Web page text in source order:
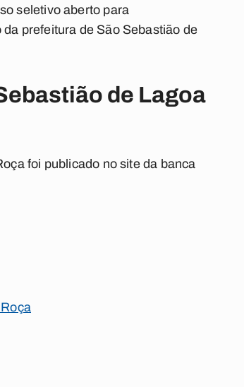
seletivo aberto para
prefeitura de São Sebastião de
de Lagoa
foi publicado no site da banca